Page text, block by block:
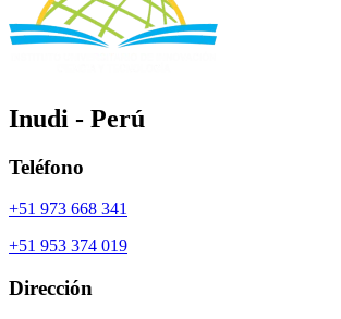
Inudi - Perú
Teléfono
+51 973 668 341
+51 953 374 019
Dirección